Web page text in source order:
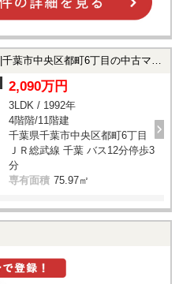
中央区都町6丁目の中古マンション
2,090万円
3LDK / 1992年
4階階/11階建
千葉県千葉市中央区都町6丁目
ＪＲ総武線 千葉 バス12分停歩3
分
専有面積 75.97㎡